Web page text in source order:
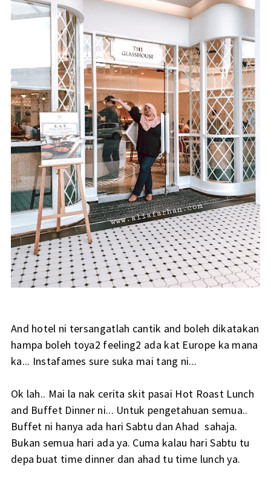
And hotel ni tersangatlah cantik and boleh dikatakan
hampa boleh toya2 feeling2 ada kat Europe ka mana
ka... Instafames sure suka mai tang ni...
Ok lah.. Mai la nak cerita skit pasai Hot Roast Lunch
and Buffet Dinner ni... Untuk pengetahuan semua..
Buffet ni hanya ada hari Sabtu dan Ahad sahaja.
Bukan semua hari ada ya. Cuma kalau hari Sabtu tu
depa buat time dinner dan ahad tu time lunch ya.